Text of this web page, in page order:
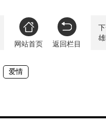
网站首页
返回栏目
爱情